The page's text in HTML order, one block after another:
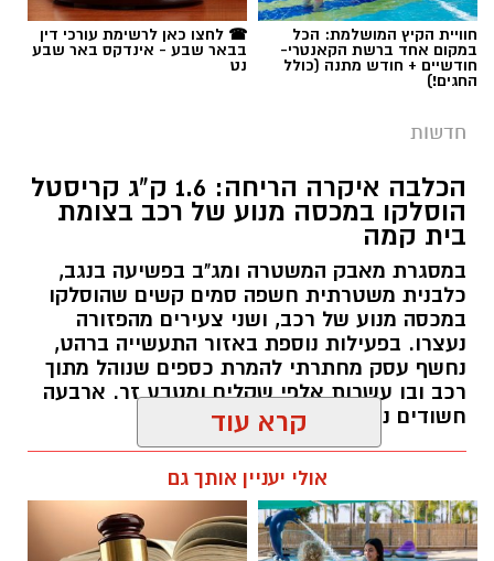
חוויית הקיץ המושלמת: הכל
במקום אחד ברשת הקאנטרי-
חודשיים + חודש מתנה (כולל
החגים!)
☎ לחצו כאן לרשימת עורכי דין
בבאר שבע - אינדקס באר שבע
נט
חדשות
הכלבה איקרה הריחה: 1.6 ק"ג קריסטל
הוסלקו במכסה מנוע של רכב בצומת
בית קמה
במסגרת מאבק המשטרה ומג"ב בפשיעה בנגב,
כלבנית משטרתית חשפה סמים קשים שהוסלקו
במכסה מנוע של רכב, ושני צעירים מהפזורה
נעצרו. בפעילות נוספת באזור התעשייה ברהט,
נחשף עסק מחתרתי להמרת כספים שנוהל מתוך
רכב ובו עשרות אלפי שקלים ומטבע זר. ארבעה
חשודים נעצרו בסך הכל.
קרא עוד
אולי יעניין אותך גם